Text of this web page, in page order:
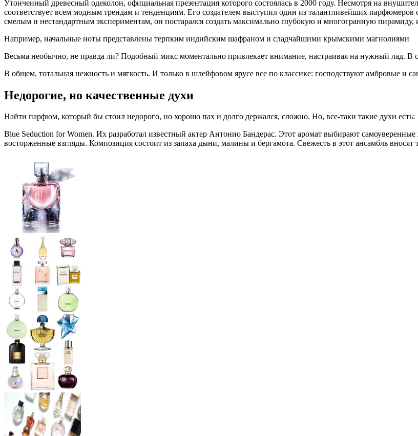
Утонченный древесный одеколон, официальная презентация которого состоялась в 2000 году. Несмотря на
соответствует всем модным трендам и тенденциям. Его создателем выступил один из талантливейших
смелым и нестандартным экспериментам, он постарался создать максимально глубокую и многогранную пирамиду,
Например, начальные ноты представлены терпким индийским шафраном и сладчайшими крымскими магнолиями
Весьма необычно, не правда ли? Подобный микс моментально привлекает внимание, настраивая на нужный лад. В
В общем, тотальная нежность и мягкость. И только в шлейфовом ярусе все по классике: господствуют амбровые и
Недорогие, но качественные духи
Найти парфюм, который бы стоил недорого, но хорошо пах и долго держался, сложно. Но, все-таки такие духи есть:
Blue Seduction for Women. Их разработал известный актер Антонио Бандерас. Этот аромат выбирают
восторженные взгляды. Композиция состоит из запаха дыни, малины и бергамота. Свежесть в этот ансамбль вносят